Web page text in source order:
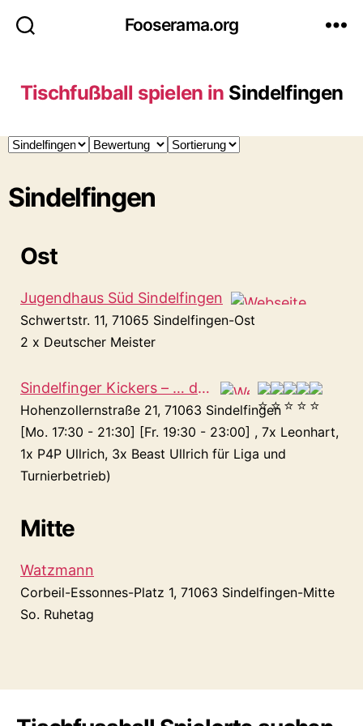
Fooserama.org
Tischfußball spielen in Sindelfingen
Sindelfingen
Ost
Jugendhaus Süd Sindelfingen
Schwertstr. 11, 71065 Sindelfingen-Ost
2 x Deutscher Meister
Sindelfinger Kickers – … die Tischfussballsparte des VfL Sindelfingen e.V.
Hohenzollernstraße 21, 71063 Sindelfingen
[Mo. 17:30 - 21:30] [Fr. 19:30 - 23:00] , 7x Leonhart,
1x P4P Ullrich, 3x Beast Ullrich für Liga und
Turnierbetrieb)
Mitte
Watzmann
Corbeil-Essonnes-Platz 1, 71063 Sindelfingen-Mitte
So. Ruhetag